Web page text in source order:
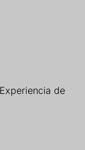
de